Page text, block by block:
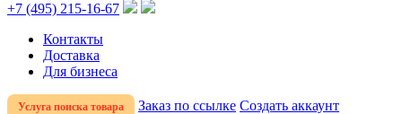
+7 (495) 215-16-67
Контакты
Доставка
Для бизнеса
Услуга поиска товара Заказ по ссылке Создать аккаунт